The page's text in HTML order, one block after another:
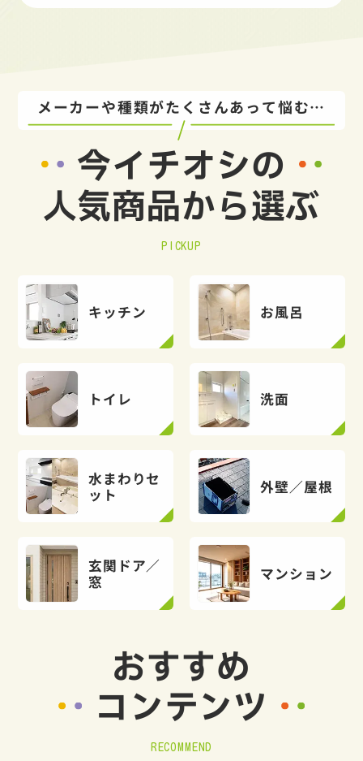
メーカーや種類がたくさんあって悩む…
今イチオシの
人気商品から選ぶ
PICKUP
キッチン お風呂
トイレ 洗面
水まわりセ
ット
外壁／屋根
玄関ドア／
窓
マンション
おすすめ
コンテンツ
RECOMMEND